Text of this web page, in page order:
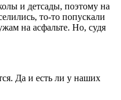
и детсады, поэтому на
то-то попускали
на асфальте. Но, судя
Да и есть ли у наших